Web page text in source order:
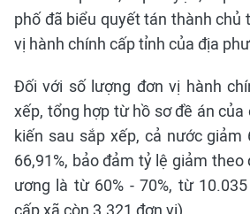
phố đã biểu quyết tán thành chủ
vị hành chính cấp tỉnh của địa
Đối với số lượng đơn vị hành
xếp, tổng hợp từ hồ sơ đề án
kiến sau sắp xếp, cả nước giảm
66,91%, bảo đảm tỷ lệ giảm theo
ương là từ 60% - 70%, từ
cấp xã còn 3.321 đơn vị).